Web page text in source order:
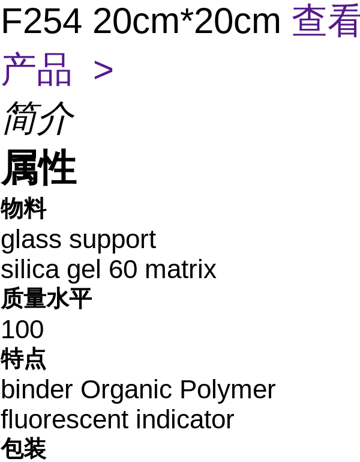
F254 20cm*20cm 查
产品 >
简介
属性
物料
glass support
silica gel 60 matrix
质量水平
100
特点
binder Organic Polymer
fluorescent indicator
包装